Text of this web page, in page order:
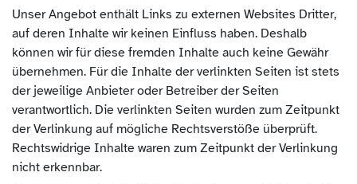
Unser Angebot enthält Links zu externen Websites Dritter,
auf deren Inhalte wir keinen Einfluss haben. Deshalb
können wir für diese fremden Inhalte auch keine Gewähr
übernehmen. Für die Inhalte der verlinkten Seiten ist stets
der jeweilige Anbieter oder Betreiber der Seiten
verantwortlich. Die verlinkten Seiten wurden zum Zeitpunkt
der Verlinkung auf mögliche Rechtsverstöße überprüft.
Rechtswidrige Inhalte waren zum Zeitpunkt der Verlinkung
nicht erkennbar.